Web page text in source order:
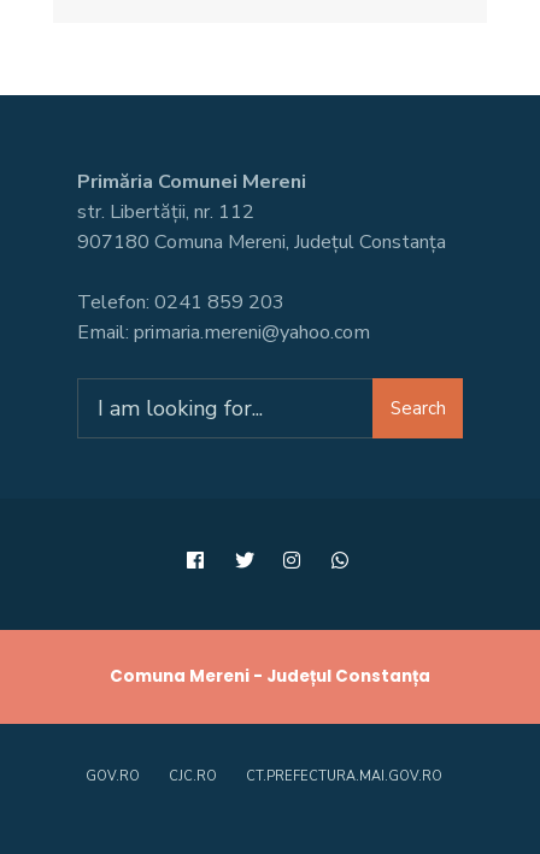
Primăria Comunei Mereni
str. Libertății, nr. 112
907180 Comuna Mereni, Județul Constanța
Telefon: 0241 859 203
Email: primaria.mereni@yahoo.com
for:
Search
Comuna Mereni - Județul Constanța
GOV.RO CJC.RO CT.PREFECTURA.MAI.GOV.RO